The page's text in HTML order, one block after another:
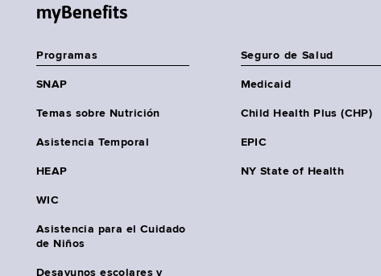
myBenefits
Programas
SNAP
Temas sobre Nutrición
Asistencia Temporal
HEAP
WIC
Asistencia para el Cuidado
de Niños
Desayunos escolares y
Seguro de Salud
Medicaid
Child Health Plus (CHP)
EPIC
NY State of Health